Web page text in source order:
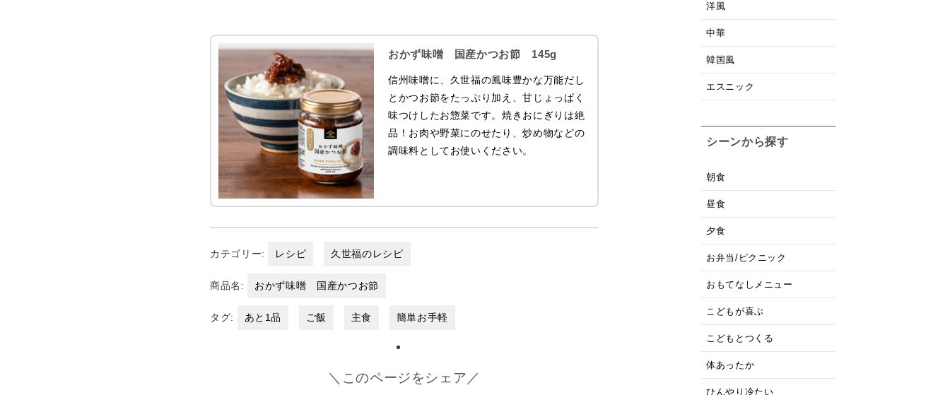
おかず味噌 国産かつお節 145g
信州味噌に、久世福の風味豊かな万能だし
とかつお節をたっぷり加え、甘じょっぱく
味つけしたお惣菜です。焼きおにぎりは絶
品！お肉や野菜にのせたり、炒め物などの
調味料としてお使いください。
カテゴリー: レシピ 久世福のレシピ
商品名: おかず味噌 国産かつお節
タグ: あと1品 ご飯 主食 簡単お手軽
＼このページをシェア／
洋風
中華
韓国風
エスニック
シーンから探す
朝食
昼食
夕食
お弁当/ピクニック
おもてなしメニュー
こどもが喜ぶ
こどもとつくる
体あったか
ひんやり冷たい